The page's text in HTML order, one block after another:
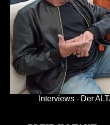
Interviews - Der